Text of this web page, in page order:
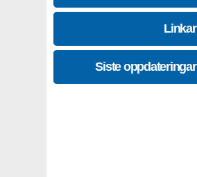
Linkar
Siste oppdateringar